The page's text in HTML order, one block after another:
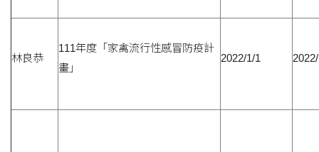
林良恭
111年度「家禽流行性感冒防疫計
畫」
2022/1/1